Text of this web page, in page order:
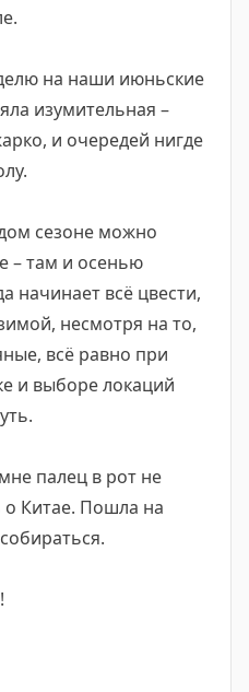
на наши июньские
изумительная –
и очередей нигде
сезоне можно
– там и осенью
начинает всё цвести,
несмотря на то,
всё равно при
и выборе локаций
палец в рот не
о Китае. Пошла на